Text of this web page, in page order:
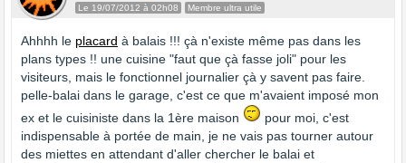
Le 19/07/2012 à 02h08 Membre ultra utile
Ahhhh le placard à balais !!! çà n'existe même pas dans les
plans types !! une cuisine "faut que çà fasse joli" pour les
visiteurs, mais le fonctionnel journalier çà y savent pas faire.
pelle-balai dans le garage, c'est ce que m'avaient imposé mon
ex et le cuisiniste dans la 1ère maison
pour moi, c'est
indispensable à portée de main, je ne vais pas tourner autour
des miettes en attendant d'aller chercher le balai et